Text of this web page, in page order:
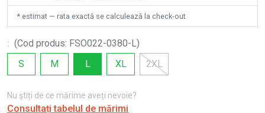
* estimat — rata exactă se calculează la check-out
: (Cod produs: FSO022-0380-L)
S
M L XL 2XL
Nu știți de ce mărime aveți nevoie?
Consultați tabelul de mărimi